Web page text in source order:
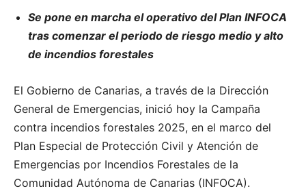
Se pone en marcha el operativo del Plan INFOCA
tras comenzar el periodo de riesgo medio y alto
de incendios forestales
El Gobierno de Canarias, a través de la Dirección
General de Emergencias, inició hoy la Campaña
contra incendios forestales 2025, en el marco del
Plan Especial de Protección Civil y Atención de
Emergencias por Incendios Forestales de la
Comunidad Autónoma de Canarias (INFOCA).